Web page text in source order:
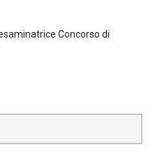
Concorso di